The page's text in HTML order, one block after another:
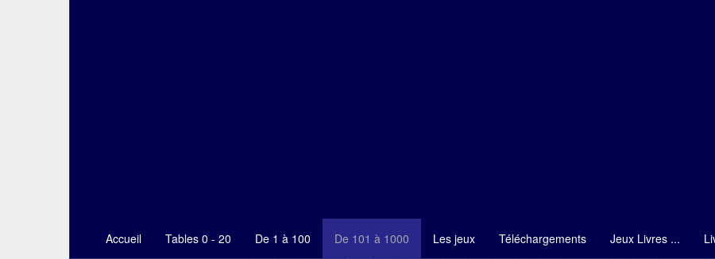
Accueil Tables 0 - 20 De 1 à 100 De 101 à 1000 Les jeux Téléchargements Jeux Livres ...